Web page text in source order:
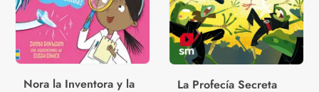
Nora la Inventora y la
La Profecía Secreta